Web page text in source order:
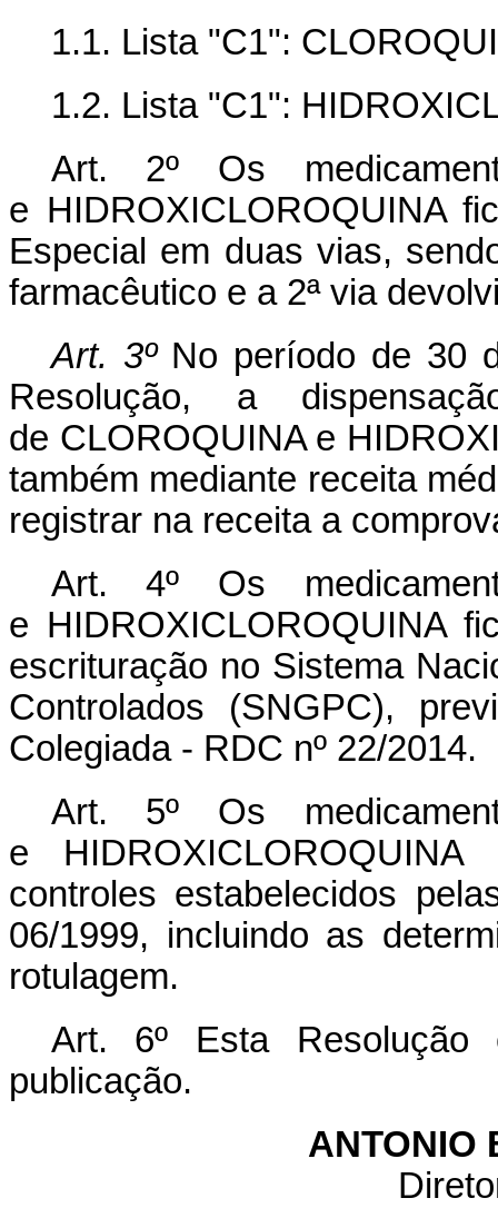
1.1. Lista "C1":
1.2. Lista "C1":
Art. 2º Os
e HIDROXICLOROQUINA
Especial em duas vias,
farmacêutico e a 2ª via
Art. 3º No período de 30
Resolução, a
de CLOROQUINA e
também mediante receita
registrar na receita a
Art. 4º Os
e HIDROXICLOROQUINA
escrituração no Sistema
Controlados (SNGPC),
Colegiada - RDC nº 22/2014.
Art. 5º Os
e
controles estabelecidos
06/1999, incluindo as
rotulagem.
Art. 6º Esta
publicação.
ANTONIO